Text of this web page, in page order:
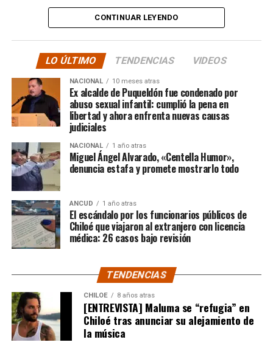
tele y donde sea para
hacer justicia.”
quienes lo han acompañado desde que compartió lo
ocurrido:
“Gracias a todos por el
apoyo!!!!”
Por el momento, las personas aludidas no han emitido
declaraciones públicas. La historia, según Centella,
recién comienza y, el mencionado posteo, ha generado
comentarios de todo tipo, en su gran mayoría, a favor
del humorista de Punta Arenas.
CONTINUAR LEYENDO
LO ÚLTIMO TENDENCIAS VIDEOS
NACIONAL 10 meses atras
Ex alcalde de Puqueldón fue condenado por
abuso sexual infantil: cumplió la pena en
libertad y ahora enfrenta nuevas causas
judiciales
NACIONAL 1 año atras
Miguel Ángel Alvarado, «Centella Humor»,
denuncia estafa y promete mostrarlo todo
ANCUD 1 año atras
El escándalo por los funcionarios públicos de
Chiloé que viajaron al extranjero con licencia
médica: 26 casos bajo revisión
TENDENCIAS
CHILOE 8 años atras
[ENTREVISTA] Maluma se “refugia” en
Chiloé tras anunciar su alejamiento de
la música